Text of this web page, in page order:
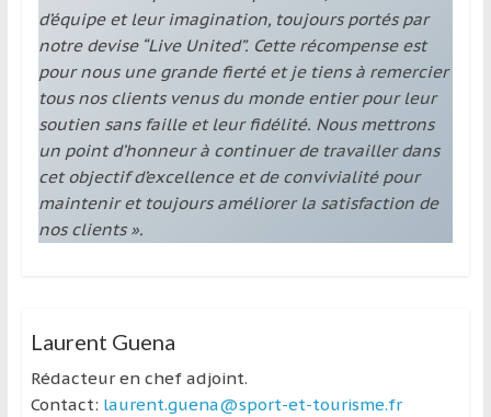
d’équipe et leur imagination, toujours portés par
notre devise “Live United”. Cette récompense est
pour nous une grande fierté et je tiens à remercier
tous nos clients venus du monde entier pour leur
soutien sans faille et leur fidélité. Nous mettrons
un point d’honneur à continuer de travailler dans
cet objectif d’excellence et de convivialité pour
maintenir et toujours améliorer la satisfaction de
nos clients ».
Laurent Guena
Rédacteur en chef adjoint.
Contact: laurent.guena@sport-et-tourisme.fr